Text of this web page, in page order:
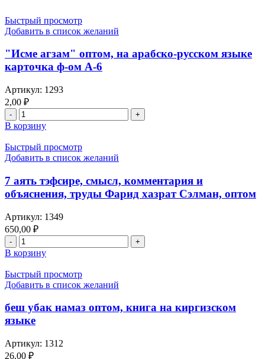
Быстрый просмотр
Добавить в список желаний
"Исме агзам" оптом, на арабско-русском языке
карточка ф-ом А-6
Артикул: 1293
2,00 ₽
Количество
товара
"Исме
агзам"
оптом,
русском
языке
ф-
ом
А-6
В корзину
Быстрый просмотр
Добавить в список желаний
7 аять тэфсире, смысл, комментария и
объяснения, труды Фарид хазрат Сэлман, оптом
Артикул: 1349
650,00 ₽
Количество
товара
7
аять
тэфсире,
комментария
и
объяснения,
Фарид
хазрат
В корзину
Быстрый просмотр
Добавить в список желаний
беш убак намаз оптом, книга на киргизском
языке
Артикул: 1312
26,00 ₽